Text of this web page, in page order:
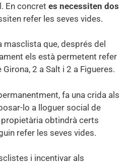
En concret es necessiten dos
refer les seves vides.
que, després del
els està permetent refer
2 a Salt i 2 a Figueres.
fa una crida als
lo a lloguer social de
obtindrà certs
refer les seves vides.
i incentivar als